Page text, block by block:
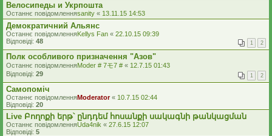
Велосипеды и Укрпошта
Останнє повідомленняsanity « 13.11.15 14:53
Демократичний Альянс
Останнє повідомленняKellys Fan « 22.10.15 09:39
Відповіді: 48 1 2
Полк особливого призначення "Азов"
Останнє повідомленняModer # 7モ7 # « 12.7.15 01:43
Відповіді: 29 1 2
Самопомiч
Останнє повідомленняModerator« 10.7.15 02:44
Відповіді: 20
Live Բողոքի երթ՝ ընդդեմ հոսանքի սակագնի թանկացման
Останнє повідомленняUda4nik « 27.6.15 12:07
Відповіді: 5